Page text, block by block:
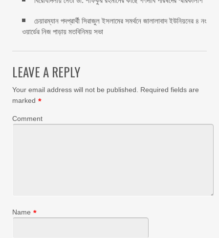
চেয়ারম্যান পদপ্রার্থী সিরাজুল ইসলামের সমর্থনে জালালাবাদ ইউনিয়নের ৪ নং
ওয়ার্ডের নিজ পাড়ায় মতবিনিময় সভা
LEAVE A REPLY
Your email address will not be published.
Required fields are
marked *
Comment
Name *